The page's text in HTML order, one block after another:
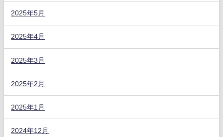
2025年5月
2025年4月
2025年3月
2025年2月
2025年1月
2024年12月